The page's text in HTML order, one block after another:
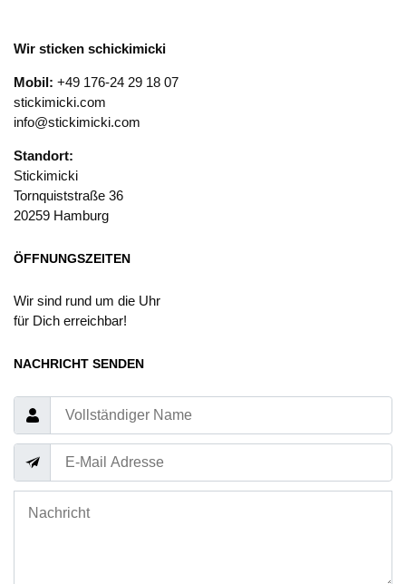
Wir sticken schickimicki
Mobil: +49 176-24 29 18 07
stickimicki.com
info@stickimicki.com
Standort:
Stickimicki
Tornquiststraße 36
20259 Hamburg
ÖFFNUNGSZEITEN
Wir sind rund um die Uhr
für Dich erreichbar!
NACHRICHT SENDEN